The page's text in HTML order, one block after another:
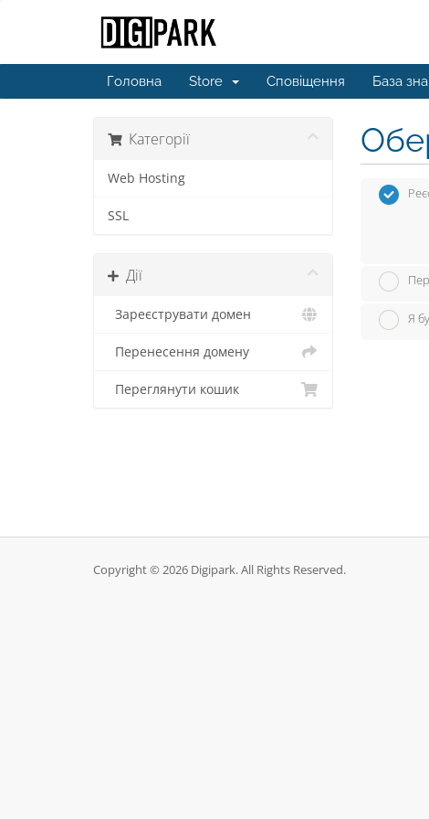
Головна Store Сповіщення База
Категорії
Web Hosting
SSL
Дії
Зареєструвати домен
Перенесення домену
Переглянути кошик
Я
Copyright © 2026 Digipark. All Rights Reserved.